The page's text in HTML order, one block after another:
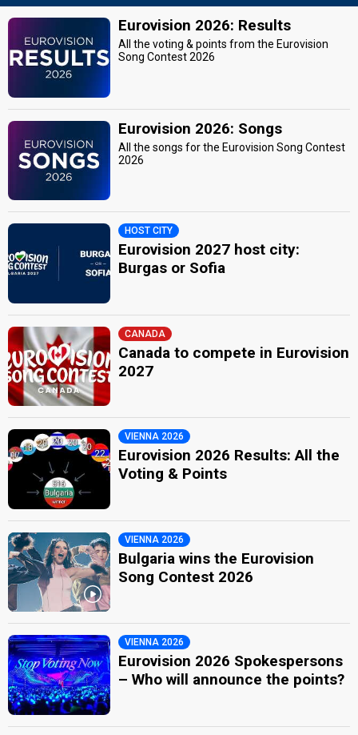
Eurovision 2026: Results
All the voting & points from the Eurovision
Song Contest 2026
Eurovision 2026: Songs
All the songs for the Eurovision Song Contest
2026
HOST CITY
Eurovision 2027 host city:
Burgas or Sofia
CANADA
Canada to compete in Eurovision
2027
VIENNA 2026
Eurovision 2026 Results: All the
Voting & Points
VIENNA 2026
Bulgaria wins the Eurovision
Song Contest 2026
VIENNA 2026
Eurovision 2026 Spokespersons
– Who will announce the points?